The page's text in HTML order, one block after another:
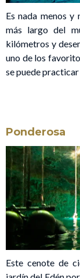
Es nada menos
más largo del
kilómetros y
uno de los
se puede
Ponderosa
Este cenote de